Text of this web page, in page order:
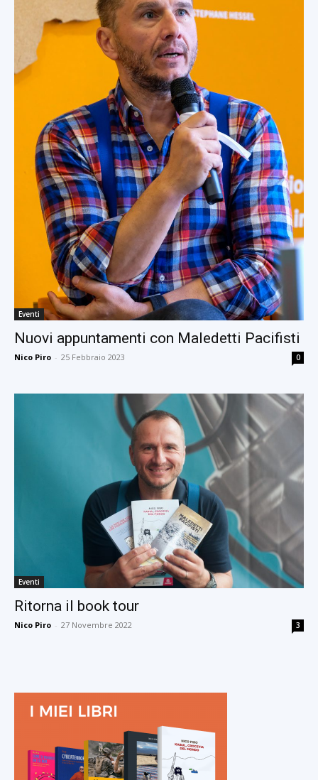
Eventi
Nuovi appuntamenti con Maledetti Pacifisti
Nico Piro - 25 Febbraio 2023 0
Eventi
Ritorna il book tour
Nico Piro - 27 Novembre 2022 3